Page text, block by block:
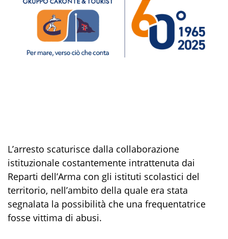
L’arresto scaturisce dalla collaborazione
istituzionale costantemente intrattenuta dai
Reparti dell’Arma con gli istituti scolastici del
territorio, nell’ambito della quale era stata
segnalata la possibilità che una frequentatrice
fosse vittima di abusi.